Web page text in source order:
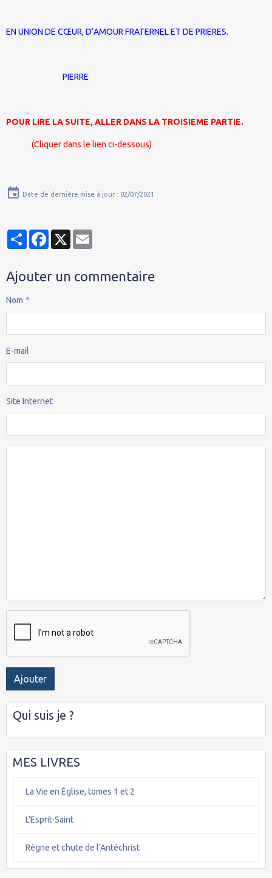
EN UNION DE CŒUR, D’AMOUR FRATERNEL ET DE PRIERES.
PIERRE
POUR LIRE LA SUITE, ALLER DANS LA TROISIEME PARTIE.
(Cliquer dans le lien ci-dessous)
Date de dernière mise à jour : 02/07/2021
PartagerFacebook
X
Ajouter un commentaire
Nom
E-mail
Site Internet
Ajouter
Qui suis je ?
MES LIVRES
La Vie en Église, tomes 1 et 2
L'Esprit-Saint
Règne et chute de l'Antéchrist